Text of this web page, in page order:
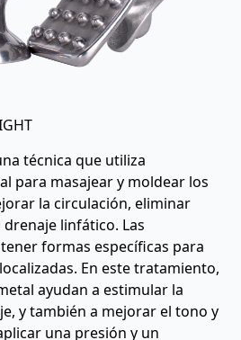
técnica que utiliza
para masajear y moldear los
la circulación, eliminar
linfático. Las
formas específicas para
En este tratamiento,
ayudan a estimular la
y también a mejorar el tono y
una presión y un